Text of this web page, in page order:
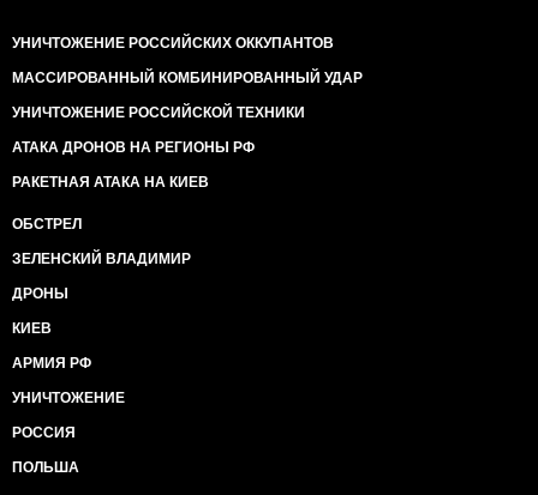
УНИЧТОЖЕНИЕ РОССИЙСКИХ ОККУПАНТОВ
МАССИРОВАННЫЙ КОМБИНИРОВАННЫЙ УДАР
УНИЧТОЖЕНИЕ РОССИЙСКОЙ ТЕХНИКИ
АТАКА ДРОНОВ НА РЕГИОНЫ РФ
РАКЕТНАЯ АТАКА НА КИЕВ
ОБСТРЕЛ
ЗЕЛЕНСКИЙ ВЛАДИМИР
ДРОНЫ
КИЕВ
АРМИЯ РФ
УНИЧТОЖЕНИЕ
РОССИЯ
ПОЛЬША